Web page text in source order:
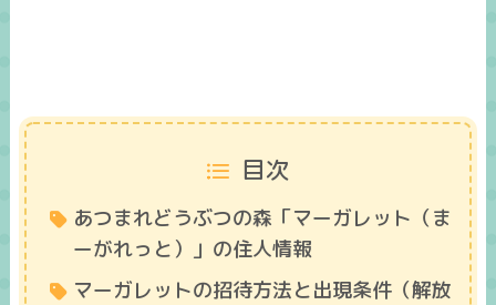
目次
あつまれどうぶつの森「マーガレット（ま
ーがれっと）」の住人情報
マーガレットの招待方法と出現条件（解放